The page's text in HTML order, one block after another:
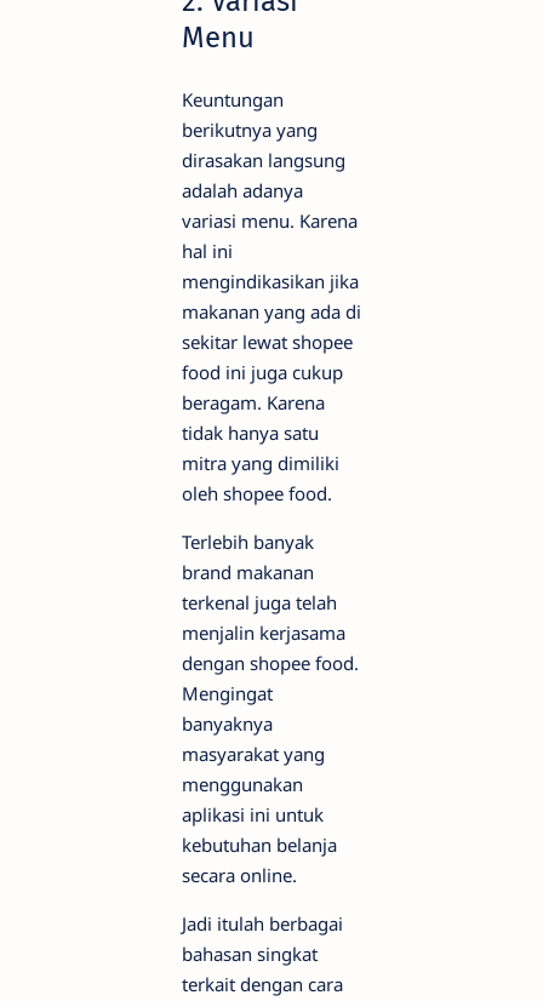
Menu
Keuntungan
berikutnya yang
dirasakan langsung
adalah adanya
variasi menu. Karena
hal ini
mengindikasikan jika
makanan yang ada di
sekitar lewat shopee
food ini juga cukup
beragam. Karena
tidak hanya satu
mitra yang dimiliki
oleh shopee food.
Terlebih banyak
brand makanan
terkenal juga telah
menjalin kerjasama
dengan shopee food.
Mengingat
banyaknya
masyarakat yang
menggunakan
aplikasi ini untuk
kebutuhan belanja
secara online.
Jadi itulah berbagai
bahasan singkat
terkait dengan cara